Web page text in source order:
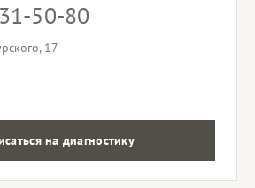
50-80
17
на диагностику